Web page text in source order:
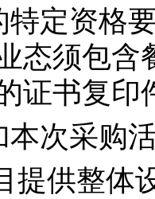
特定资格
态须包含
证书复印
本次采购
提供整体